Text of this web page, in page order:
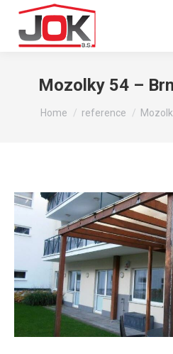
Mozolky 54 –
You are here:
Home reference